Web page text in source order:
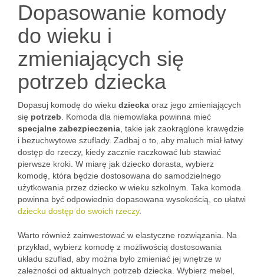
Dopasowanie komody
do wieku i
zmieniających się
potrzeb dziecka
Dopasuj komodę do wieku dziecka oraz jego zmieniających
się potrzeb . Komoda dla niemowlaka powinna mieć
specjalne zabezpieczenia , takie jak zaokrąglone krawędzie
i bezuchwytowe szuflady. Zadbaj o to, aby maluch miał łatwy
dostęp do rzeczy, kiedy zacznie raczkować lub stawiać
pierwsze kroki. W miarę jak dziecko dorasta, wybierz
komodę, która będzie dostosowana do samodzielnego
użytkowania przez dziecko w wieku szkolnym. Taka komoda
powinna być odpowiednio dopasowana wysokością, co ułatwi
dziecku dostęp do swoich rzeczy.
Warto również zainwestować w elastyczne rozwiązania. Na
przykład, wybierz komodę z możliwością dostosowania
układu szuflad, aby można było zmieniać jej wnętrze w
zależności od aktualnych potrzeb dziecka. Wybierz mebel,